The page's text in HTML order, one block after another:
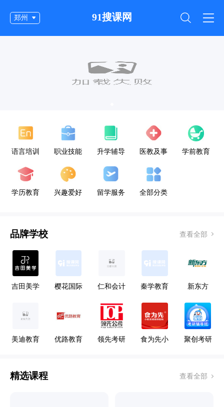
郑州 91搜课网
语言培训 职业技能 升学辅导
医教及事
考
学前教育
学历教育 兴趣爱好 留学服务 全部分类
品牌学校 查看全部
吉田美学
樱花国际
仁和会计
秦学教育 新东方
美迪教育 优路教育 领先考研
食为先小
聚创考研
精选课程 查看全部